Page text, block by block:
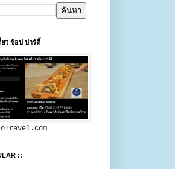
ยว ช้อป ปาร์ตี้
::